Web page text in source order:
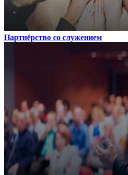
Партнёрство со служением